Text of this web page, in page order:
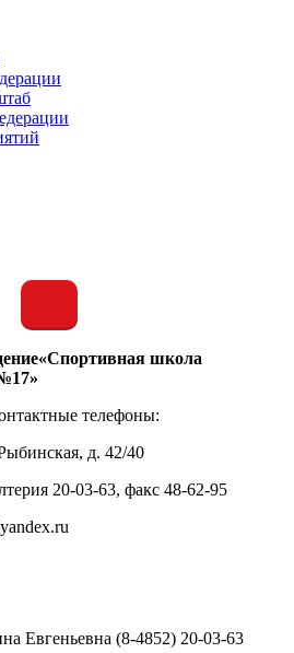
школа
телефоны:
д. 42/40
20-03-63, факс 48-62-95
Евгеньевна (8-4852) 20-03-63